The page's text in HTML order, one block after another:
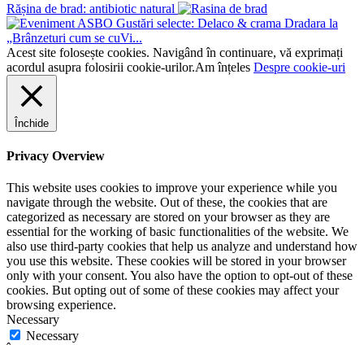
Rășina de brad: antibiotic natural
Gustări selecte: Delaco & crama Dradara la
„Brânzeturi cum se cuVi...
Acest site folosește cookies. Navigând în continuare, vă exprimați
acordul asupra folosirii cookie-urilor.Am înțeles Despre cookie-uri
Închide
Privacy Overview
This website uses cookies to improve your experience while you
navigate through the website. Out of these, the cookies that are
categorized as necessary are stored on your browser as they are
essential for the working of basic functionalities of the website. We
also use third-party cookies that help us analyze and understand how
you use this website. These cookies will be stored in your browser
only with your consent. You also have the option to opt-out of these
cookies. But opting out of some of these cookies may affect your
browsing experience.
Necessary
Necessary